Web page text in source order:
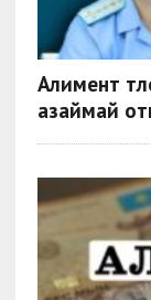
Алимент
азаймай